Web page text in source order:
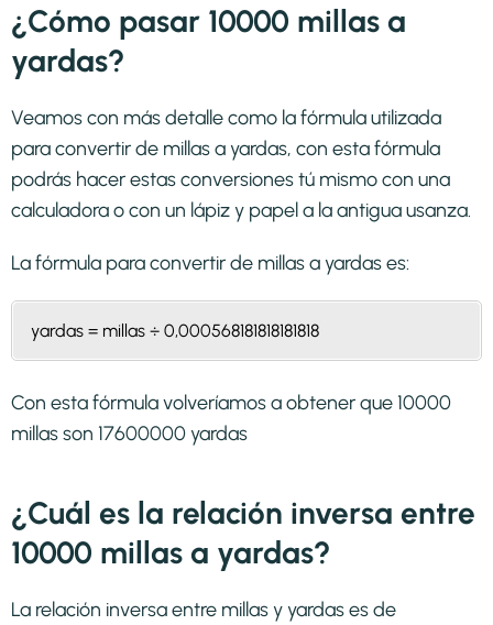
¿Cómo pasar 10000 millas a
yardas?
Veamos con más detalle como la fórmula utilizada
para convertir de millas a yardas, con esta fórmula
podrás hacer estas conversiones tú mismo con una
calculadora o con un lápiz y papel a la antigua usanza.
La fórmula para convertir de millas a yardases:
yardas = millas ÷ 0,000568181818181818
Con esta fórmula volveríamos a obtener que 10000
millas son 17600000 yardas
¿Cuál es la relación inversa entre
10000 millas a yardas?
La relación inversa entre millas y yardas es de